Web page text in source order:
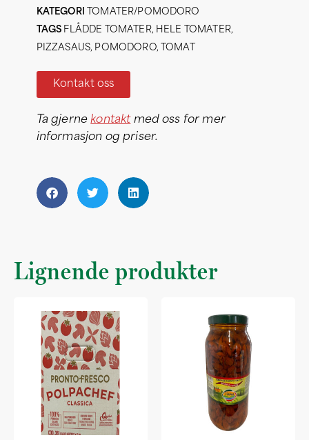
KATEGORI
TOMATER/POMODORO
TAGS FLÅDDE TOMATER, HELE TOMATER,
PIZZASAUS, POMODORO, TOMAT
Kontakt oss
Ta gjernekontaktmed oss for mer
informasjon og priser.
Lignende produkter